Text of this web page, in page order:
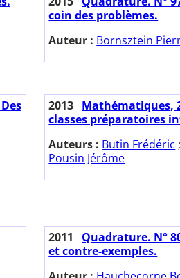
coin des problèmes.
Auteur : Bornsztein
2013 Mathématiques,
classes préparatoires
Auteurs : Butin Frédéric ;
Pousin Jérôme
2011
Quadrature. N°
et contre-exemples.